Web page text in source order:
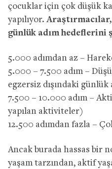
çocuklar için çok düşük
yapılıyor.
günlük adım hedeflerini
5.000 adımdan az –
5.000 – 7.500 adım –
egzersiz dışındaki
7.500 – 10.000 adım –
yapılan aktiviteler)
12.500 adımdan fazla –
Ancak burada hassas bir
yaşam tarzından, aktif